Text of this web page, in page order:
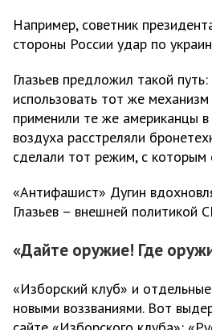
Например, советник
стороны России удар по
Глазьев предложил такой
использовать тот же
применили те же американцы
воздуха расстреляли
сделали тот режим, с которым
«Антифашист» Дугин
Глазьев – внешней политикой
«Дайте оружие! Где
«Изборский клуб» и
новыми воззваниями. Вот